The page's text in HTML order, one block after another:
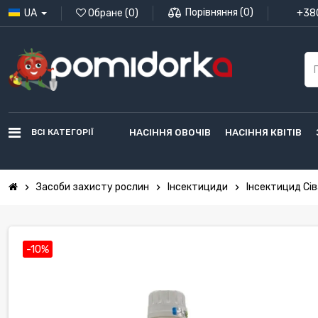
UA Обране (0) Порівняння (0)
ВСІ КАТЕГОРІЇ НАСІННЯ ОВОЧІВ НАСІННЯ КВІТІВ
chevron_right Засоби захисту рослин chevron_right Інсектициди chevron_right Інсектицид
-10%